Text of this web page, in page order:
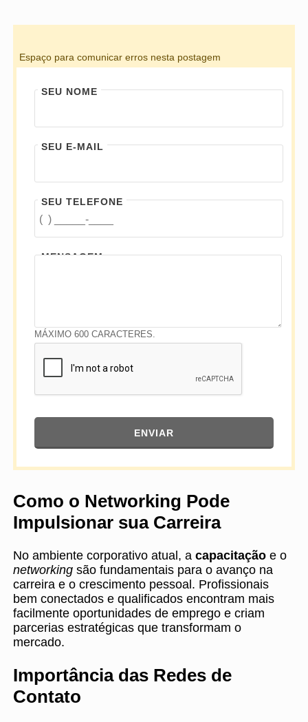
Espaço para comunicar erros nesta postagem
SEU NOME
SEU E-MAIL
SEU TELEFONE
MENSAGEM
MÁXIMO 600 CARACTERES.
ENVIAR
Como o Networking Pode
Impulsionar sua Carreira
No ambiente corporativo atual, a capacitação e o
networking são fundamentais para o avanço na
carreira e o crescimento pessoal. Profissionais
bem conectados e qualificados encontram mais
facilmente oportunidades de emprego e criam
parcerias estratégicas que transformam o
mercado.
Importância das Redes de
Contato